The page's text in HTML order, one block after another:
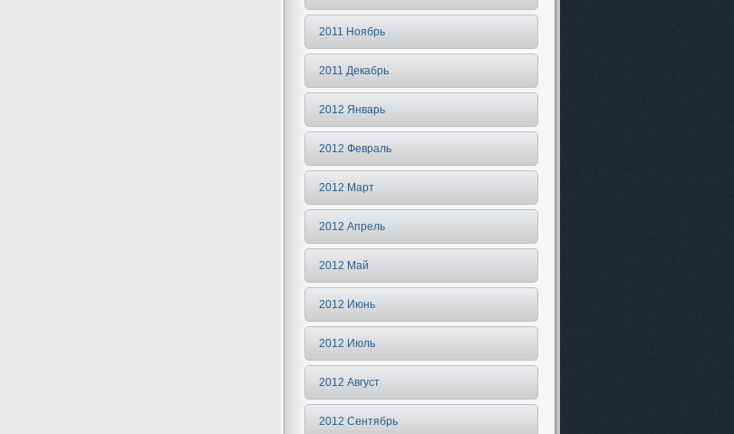
2011 Ноябрь
2011 Декабрь
2012 Январь
2012 Февраль
2012 Март
2012 Апрель
2012 Май
2012 Июнь
2012 Июль
2012 Август
2012 Сентябрь